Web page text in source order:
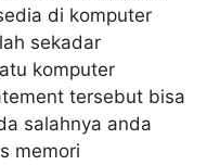
di komputer
sekadar
komputer
tersebut bisa
salahnya anda
memori